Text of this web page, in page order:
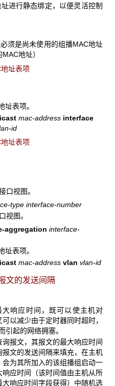
进行静态绑定，以便灵活控制
须是尚未使用的组播MAC地址
地址）
址表项
表项。
mac-addressinterface
id
址表项
视图。
type interface-number
图。
aggregation interface-
表项。
mac-address vlan vlan-id
文的发送间隔
响应时间，既可以使主机对
以减少由于定时器同时超时，
引起的网络拥塞。
报文，其报文的最大响应时间
文的发送间隔来填充，在主机
为其所加入的该组播组启动一
应时间（该时间值由主机从所
响应时间字段获得）中随机选